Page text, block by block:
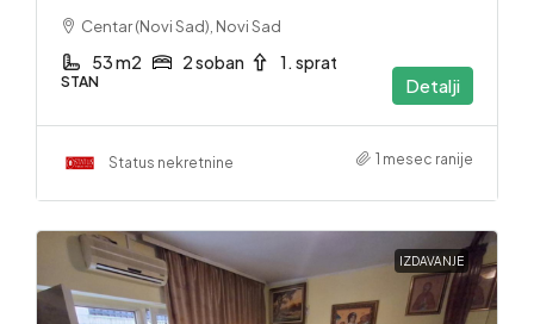
Centar (Novi Sad), Novi Sad
53 m2 2 soban 1. sprat
STAN Detalji
Status nekretnine 1 mesec ranije
IZDAVANJE